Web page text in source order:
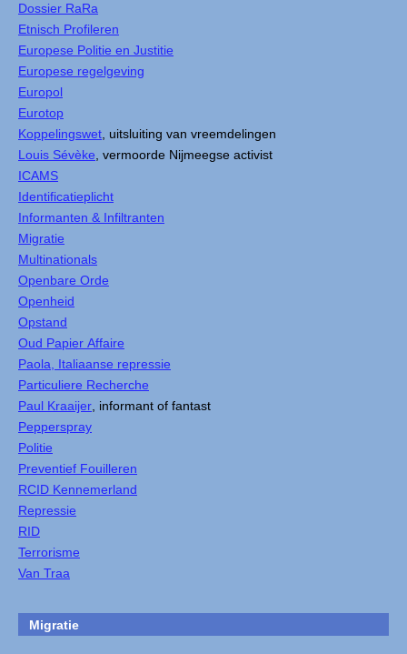
Dossier RaRa
Etnisch Profileren
Europese Politie en Justitie
Europese regelgeving
Europol
Eurotop
Koppelingswet , uitsluiting van vreemdelingen
Louis Sévèke , vermoorde Nijmeegse activist
ICAMS
Identificatieplicht
Informanten & Infiltranten
Migratie
Multinationals
Openbare Orde
Openheid
Opstand
Oud Papier Affaire
Paola, Italiaanse repressie
Particuliere Recherche
Paul Kraaijer , informant of fantast
Pepperspray
Politie
Preventief Fouilleren
RCID Kennemerland
Repressie
RID
Terrorisme
Van Traa
Migratie